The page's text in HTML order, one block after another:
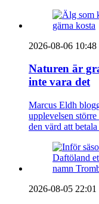
2026-08-06 10:48
Naturen är
inte vara det
Marcus Eldh
upplevelsen
den värd att
2026-08-05 22:01